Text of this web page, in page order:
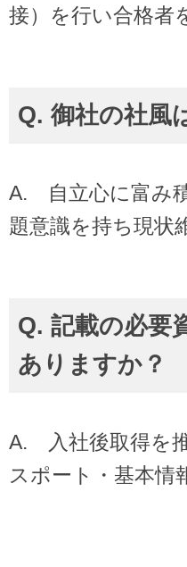
接）を行い合格者
Q. 御社の社風
A. 自立心に富み
題意識を持ち現状
Q. 記載の必要
ありますか？
A. 入社後取得を
スポート・基本情